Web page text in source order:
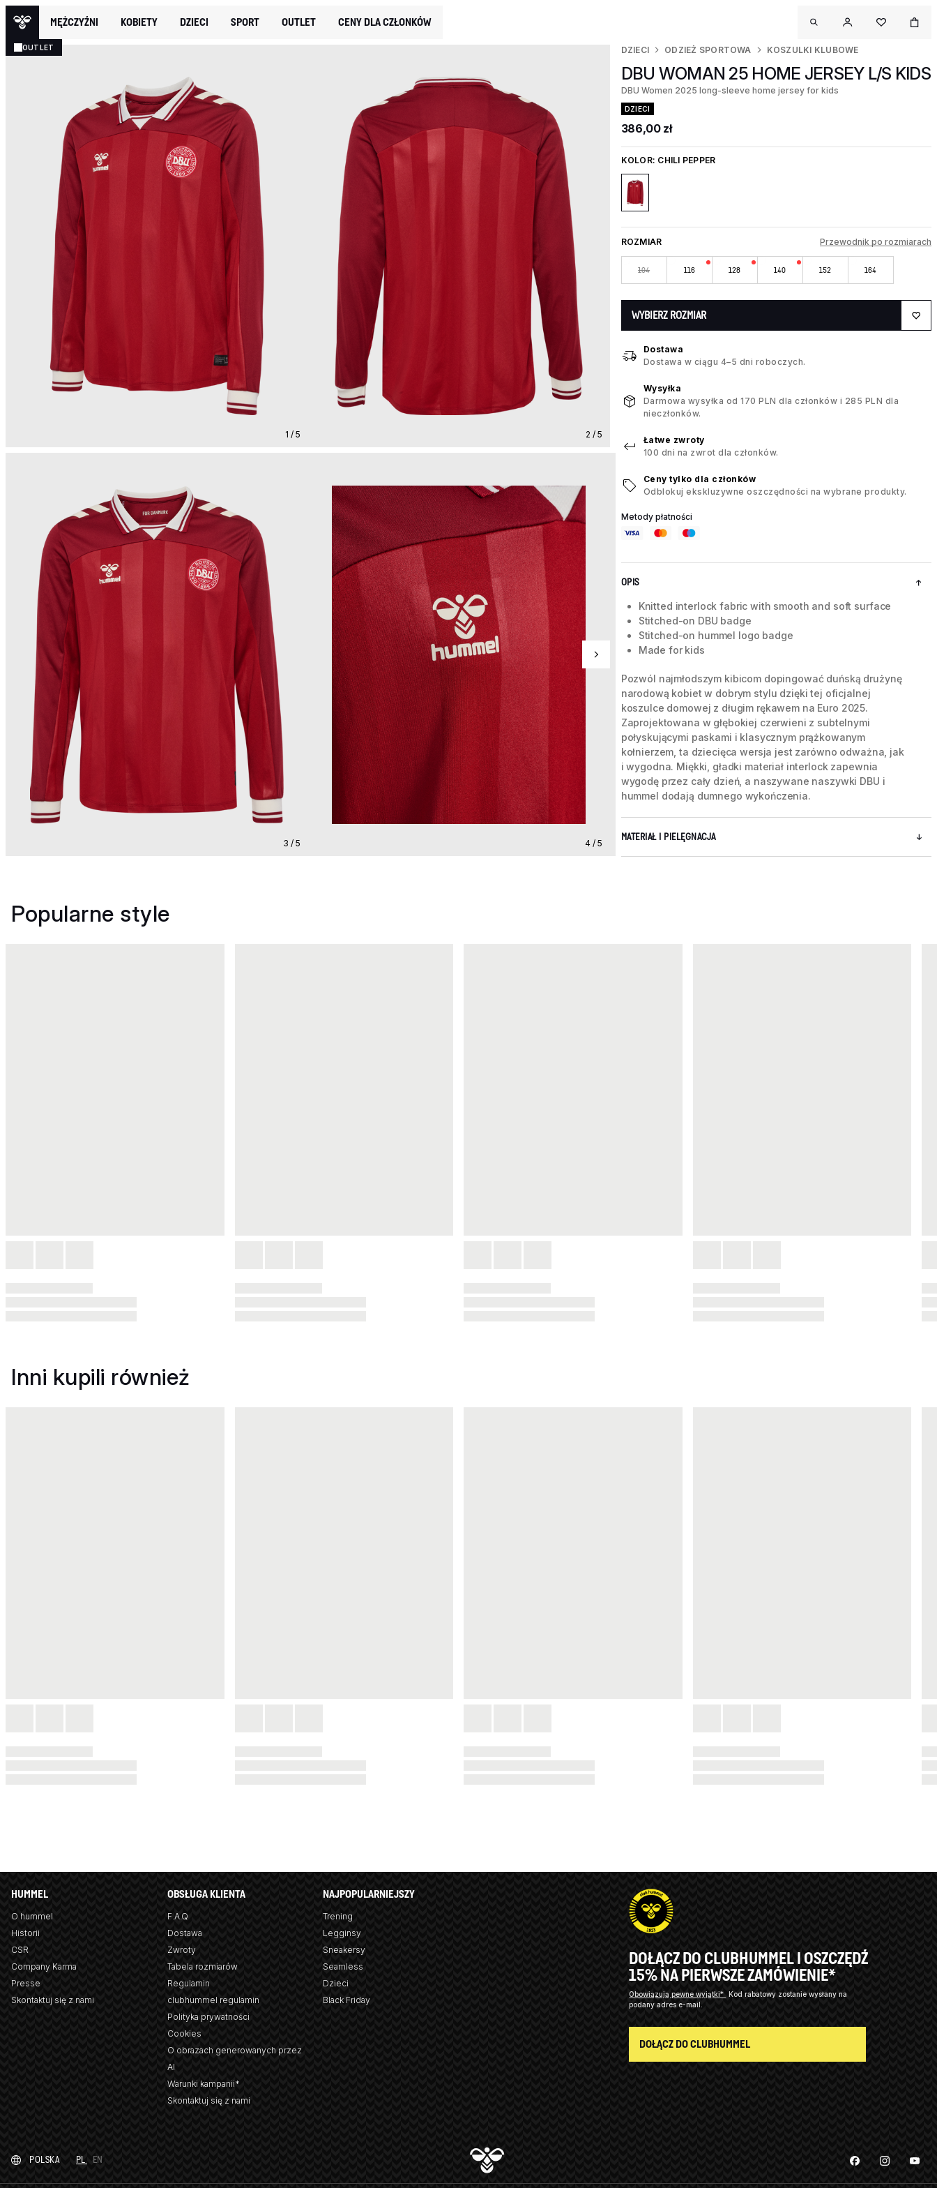
MĘŻCZYŹNI KOBIETY DZIECI SPORT OUTLET CENY DLA CZŁONKÓW
OUTLET
1 / 5 2 / 5
3 / 5 4 / 5
DZIECI ODZIEŻ SPORTOWA KOSZULKI KLUBOWE
DBU WOMAN 25 HOME JERSEY L/S KIDS
DBU Women 2025 long-sleeve home jersey for kids
DZIECI
386,00 zł
KOLOR: CHILI PEPPER
ROZMIAR Przewodnik po rozmiarach
104 116 128 140 152 164
WYBIERZ ROZMIAR
Dostawa
Dostawa w ciągu 4–5 dni roboczych.
Wysyłka
Darmowa wysyłka od 170 PLN dla członków i 285 PLN dla
nieczłonków.
Łatwe zwroty
100 dni na zwrot dla członków.
Ceny tylko dla członków
Odblokuj ekskluzywne oszczędności na wybrane produkty.
Metody płatności
OPIS
Knitted interlock fabric with smooth and soft surface
Stitched-on DBU badge
Stitched-on hummel logo badge
Made for kids
Pozwól najmłodszym kibicom dopingować duńską drużynę
narodową kobiet w dobrym stylu dzięki tej oficjalnej
koszulce domowej z długim rękawem na Euro 2025.
Zaprojektowana w głębokiej czerwieni z subtelnymi
połyskującymi paskami i klasycznym prążkowanym
kołnierzem, ta dziecięca wersja jest zarówno odważna, jak
i wygodna. Miękki, gładki materiał interlock zapewnia
wygodę przez cały dzień, a naszywane naszywki DBU i
hummel dodają dumnego wykończenia.
MATERIAŁ I PIELĘGNACJA
Popularne style
Inni kupili również
HUMMEL
O hummel
Historii
CSR
Company Karma
Presse
Skontaktuj się z nami
OBSŁUGA KLIENTA
F.A.Q
Dostawa
Zwroty
Tabela rozmiarów
Regulamin
clubhummel regulamin
Polityka prywatności
Cookies
O obrazach generowanych przez
AI
Warunki kampanii*
Skontaktuj się z nami
NAJPOPULARNIEJSZY
Trening
Legginsy
Sneakersy
Seamless
Dzieci
Black Friday
DOŁĄCZ DO CLUBHUMMEL I OSZCZĘDŹ
15% NA PIERWSZE ZAMÓWIENIE*
Obowiązują pewne wyjątki* Kod rabatowy zostanie wysłany na
podany adres e-mail.
DOŁĄCZ DO CLUBHUMMEL
POLSKA PL EN